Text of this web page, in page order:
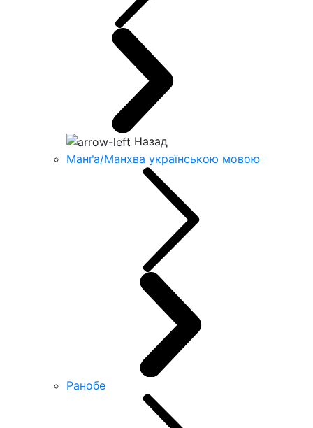
Назад
Манґа/Манхва українською мовою
Ранобе